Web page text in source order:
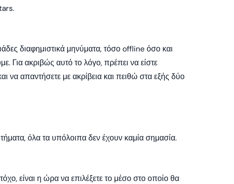
διαφημιστικά μηνύματα, τόσο offline όσο και
Για ακριβώς αυτό το λόγο, πρέπει να είστε
να απαντήσετε με ακρίβεια και πειθώ στα εξής δύο
όλα τα υπόλοιπα δεν έχουν καμία σημασία.
είναι η ώρα να επιλέξετε το μέσο στο οποίο θα